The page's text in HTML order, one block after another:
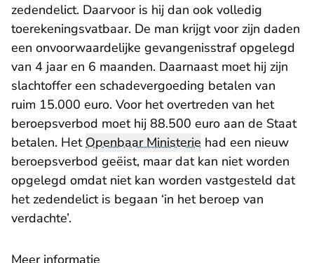
zedendelict. Daarvoor is hij dan ook volledig
toerekeningsvatbaar. De man krijgt voor zijn daden
een onvoorwaardelijke gevangenisstraf opgelegd
van 4 jaar en 6 maanden. Daarnaast moet hij zijn
slachtoffer een schadevergoeding betalen van
ruim 15.000 euro. Voor het overtreden van het
beroepsverbod moet hij 88.500 euro aan de Staat
betalen. HetOpenbaar Ministerie had een nieuw
beroepsverbod geëist, maar dat kan niet worden
opgelegd omdat niet kan worden vastgesteld dat
het zedendelict is begaan ‘in het beroep van
verdachte’.
Meer informatie